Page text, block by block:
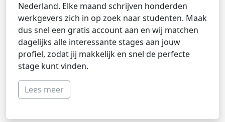
Nederland. Elke maand schrijven honderden
werkgevers zich in op zoek naar studenten. Maak
dus snel een gratis account aan en wij matchen
dagelijks alle interessante stages aan jouw
profiel, zodat jij makkelijk en snel de perfecte
stage kunt vinden.
Lees meer